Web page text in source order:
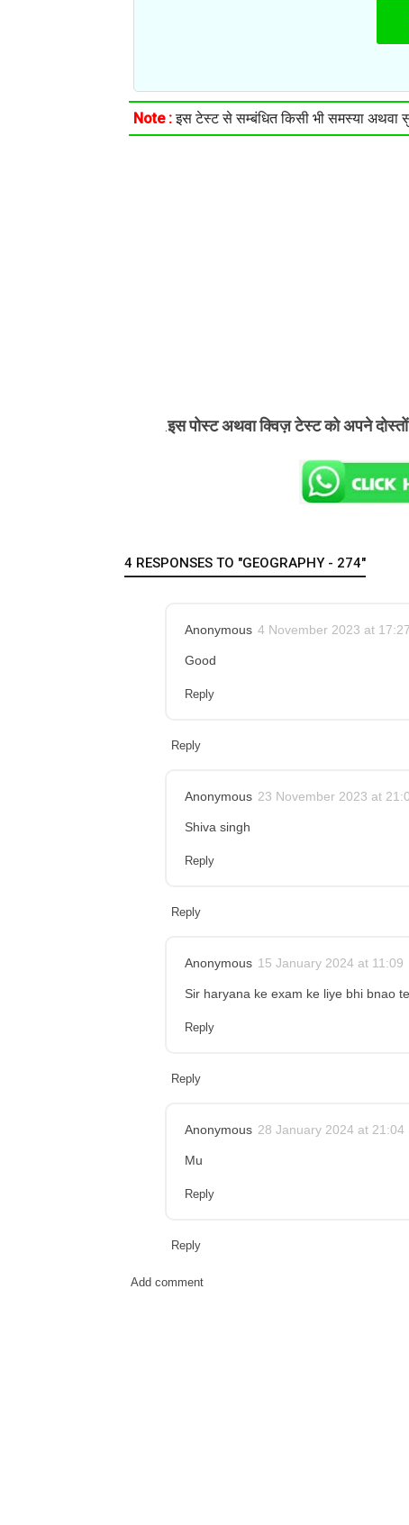
Note :इस टेस्ट से सम्बंधित किसी भी समस्या अथवा
.इस पोस्ट अथवा क्विज़ टेस्ट को अपने
4 RESPONSES TO "GEOGRAPHY - 274"
Anonymous 4 November 2023 at 17:27
Good
Reply
Reply
Anonymous 23 November 2023 at
Shiva singh
Reply
Reply
Anonymous 15 January 2024 at 11:09
Sir haryana ke exam ke liye bhi bnao
Reply
Reply
Anonymous 28 January 2024 at 21:04
Mu
Reply
Reply
Add comment